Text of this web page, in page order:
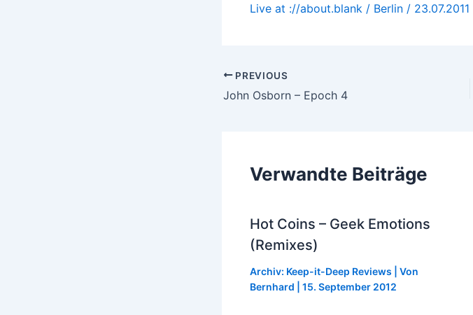
Live at ://about.blank / Berlin / 23.07.2011
Post
navigation
PREVIOUS
John Osborn – Epoch 4
Verwandte Beiträge
Hot Coins – Geek Emotions
(Remixes)
Archiv: Keep-it-Deep Reviews | Von
Bernhard
15. September 2012